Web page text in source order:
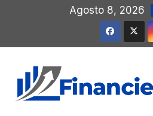
contenido
Agosto 8, 2026